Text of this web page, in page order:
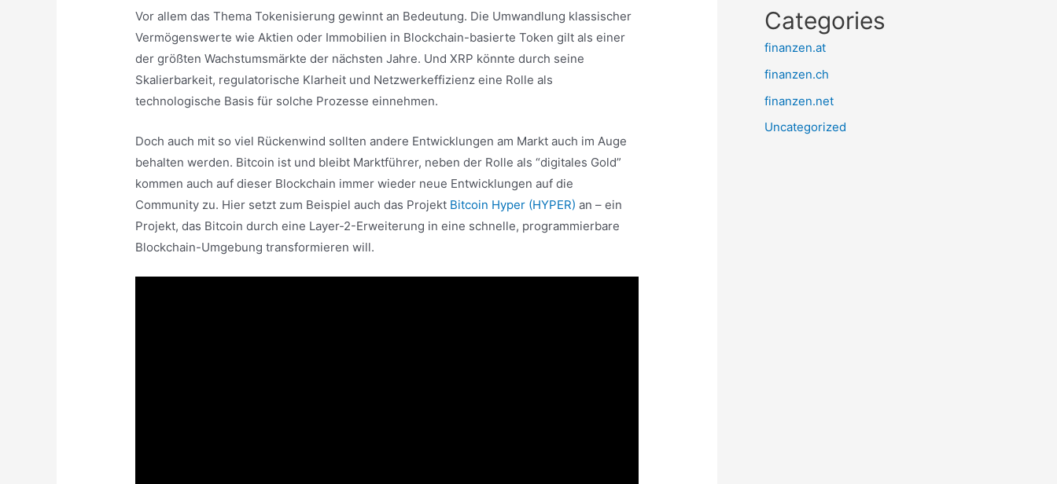
Vor allem das Thema Tokenisierung gewinnt an Bedeutung. Die Umwandlung klassischer
Vermögenswerte wie Aktien oder Immobilien in Blockchain-basierte Token gilt als einer
der größten Wachstumsmärkte der nächsten Jahre. Und XRP könnte durch seine
Skalierbarkeit, regulatorische Klarheit und Netzwerkeffizienz eine Rolle als
technologische Basis für solche Prozesse einnehmen.
Doch auch mit so viel Rückenwind sollten andere Entwicklungen am Markt auch im Auge
behalten werden. Bitcoin ist und bleibt Marktführer, neben der Rolle als “digitales Gold”
kommen auch auf dieser Blockchain immer wieder neue Entwicklungen auf die
Community zu. Hier setzt zum Beispiel auch das Projekt Bitcoin Hyper (HYPER) an – ein
Projekt, das Bitcoin durch eine Layer-2-Erweiterung in eine schnelle, programmierbare
Blockchain-Umgebung transformieren will.
Categories
finanzen.at
finanzen.ch
finanzen.net
Uncategorized